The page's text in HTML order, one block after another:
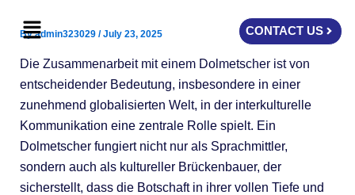
Menu CONTACT US
Byadmin323029 /July 23, 2025
Die Zusammenarbeit mit einem Dolmetscher ist von
entscheidender Bedeutung, insbesondere in einer
zunehmend globalisierten Welt, in der interkulturelle
Kommunikation eine zentrale Rolle spielt. Ein
Dolmetscher fungiert nicht nur als Sprachmittler,
sondern auch als kultureller Brückenbauer, der
sicherstellt, dass die Botschaft in ihrer vollen Tiefe und